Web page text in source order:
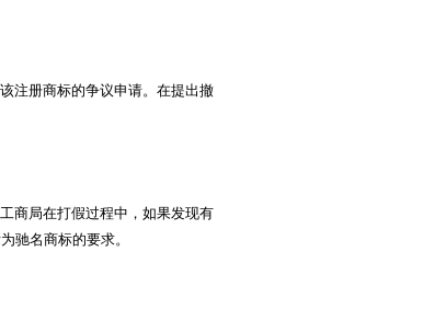
注册商标的争议申请。在提出撤
商局在打假过程中，如果发现有
驰名商标的要求。